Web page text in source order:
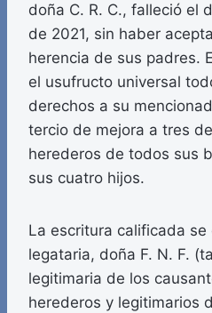
doña C. R. C., falleció el
de 2021, sin haber
herencia de sus padres.
el usufructo universal
derechos a su
tercio de mejora a tres
herederos de todos sus
sus cuatro hijos.
La escritura calificada
legataria, doña F. N. F.
legitimaria de los
herederos y legitimarios